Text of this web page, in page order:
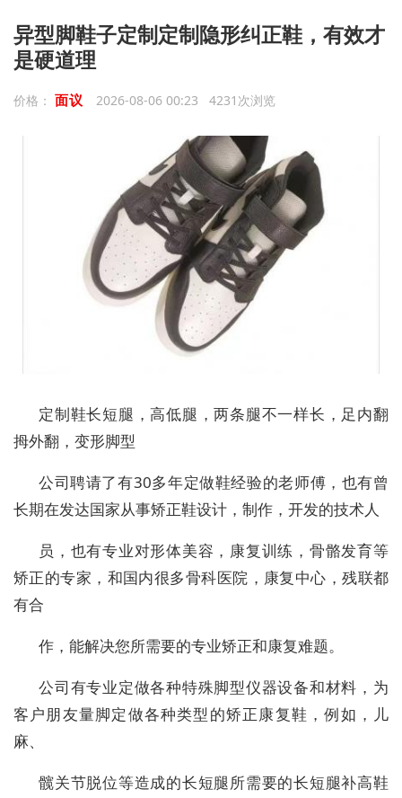
异型脚鞋子定制定制隐形纠正鞋，有效才
是硬道理
价格： 面议 2026-08-06 00:23 4231次浏览
定制鞋长短腿，高低腿，两条腿不一样长，足内翻
拇外翻，变形脚型
公司聘请了有30多年定做鞋经验的老师傅，也有曾
长期在发达国家从事矫正鞋设计，制作，开发的技术人
员，也有专业对形体美容，康复训练，骨骼发育等
矫正的专家，和国内很多骨科医院，康复中心，残联都
有合
作，能解决您所需要的专业矫正和康复难题。
公司有专业定做各种特殊脚型仪器设备和材料，为
客户朋友量脚定做各种类型的矫正康复鞋，例如，儿
麻、
髋关节脱位等造成的长短腿所需要的长短腿补高鞋